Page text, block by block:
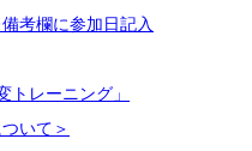
考欄に参加日記入
トレーニング」
いて＞